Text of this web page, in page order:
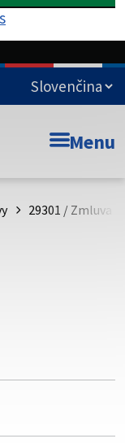
informácie iba
stránka
webového sídla.
Menu
29301 / Zmluva